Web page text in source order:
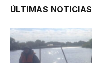
ÚLTIMAS NOTICIAS